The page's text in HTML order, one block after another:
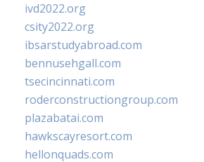
ivd2022.org
csity2022.org
ibsarstudyabroad.com
bennusehgall.com
tsecincinnati.com
roderconstructiongroup.com
plazabatai.com
hawkscayresort.com
hellonquads.com